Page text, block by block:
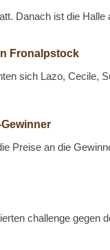
Danach ist die Halle
Fronalpstock
sich Lazo, Cecile,
Preise an die
challenge gegen